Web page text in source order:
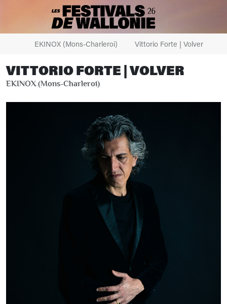
EKINOX (Mons-Charleroi) Vittorio Forte | Volver
VITTORIO FORTE | VOLVER
EKINOX (Mons-Charleroi)